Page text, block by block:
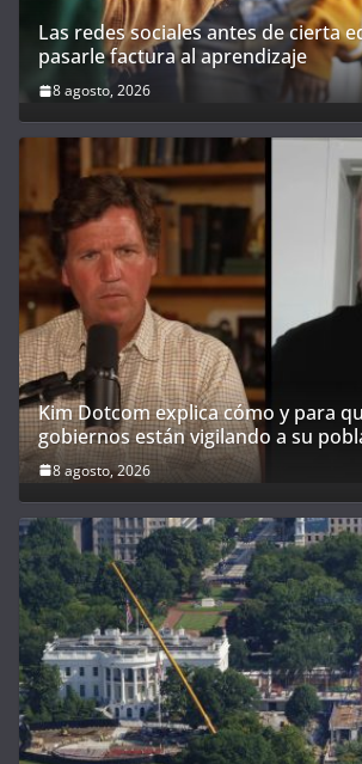
Las redes sociales antes de cierta
pasarle factura al aprendizaje
8 agosto, 2026
Kim Dotcom explica cómo y para
gobiernos están vigilando a su
8 agosto, 2026